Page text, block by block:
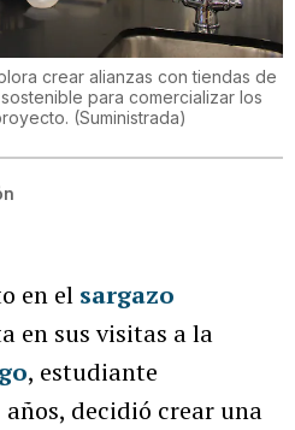
crear alianzas con tiendas de
para comercializar los
(Suministrada)
en el sargazo
en sus visitas a la
, estudiante
decidió crear una